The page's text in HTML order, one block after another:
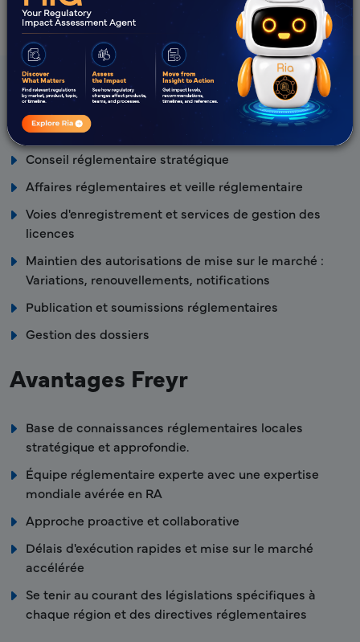
Les offres de Freyr
Conseil réglementaire stratégique
Affaires réglementaires et veille réglementaire
Voies d'enregistrement et services de gestion des
licences
Maintien des autorisations de mise sur le marché :
Variations, renouvellements, notifications
Publication et soumissions réglementaires
Gestion des dossiers
Avantages Freyr
Base de connaissances réglementaires locales
stratégique et approfondie.
Équipe réglementaire experte avec une expertise
mondiale avérée en RA
Approche proactive et collaborative
Délais d'exécution rapides et mise sur le marché
accélérée
Se tenir au courant des législations spécifiques à
chaque région et des directives réglementaires